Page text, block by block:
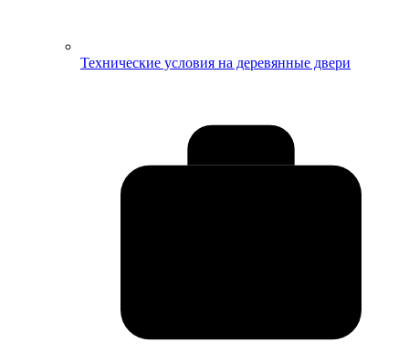
Технические условия на деревянные двери